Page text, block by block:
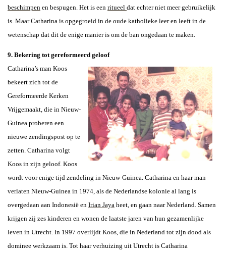
beschimpen en bespugen. Het is een ritueel dat echter niet meer gebruikelijk
is. Maar Catharina is opgegroeid in de oude katholieke leer en leeft in de
wetenschap dat dit de enige manier is om de ban ongedaan te maken.
9. Bekering tot gereformeerd geloof
Catharina’s man Koos
bekeert zich tot de
Gereformeerde Kerken
Vrijgemaakt, die in Nieuw-
Guinea proberen een
nieuwe zendingspost op te
zetten. Catharina volgt
Koos in zijn geloof. Koos
wordt voor enige tijd zendeling in Nieuw-Guinea. Catharina en haar man
verlaten Nieuw-Guinea in 1974, als de Nederlandse kolonie al lang is
overgedaan aan Indonesië en Irian Jaya heet, en gaan naar Nederland. Samen
krijgen zij zes kinderen en wonen de laatste jaren van hun gezamenlijke
leven in Utrecht. In 1997 overlijdt Koos, die in Nederland tot zijn dood als
dominee werkzaam is. Tot haar verhuizing uit Utrecht is Catharina